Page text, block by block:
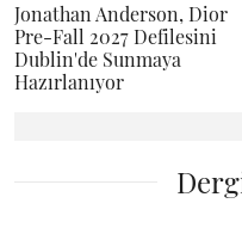
Jonathan Anderson, Dior
Pre-Fall 2027 Defilesini
Dublin'de Sunmaya
Hazırlanıyor